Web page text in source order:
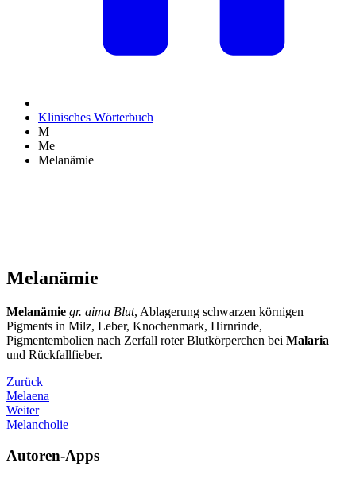
Klinisches Wörterbuch
M
Me
Melanämie
Melanämie
Melanämie gr. aima Blut, Ablagerung schwarzen körnigen
Pigments in Milz, Leber, Knochenmark, Hirnrinde,
Pigmentembolien nach Zerfall roter Blutkörperchen bei Malaria
und Rückfallfieber.
Zurück
Melaena
Weiter
Melancholie
Autoren-Apps